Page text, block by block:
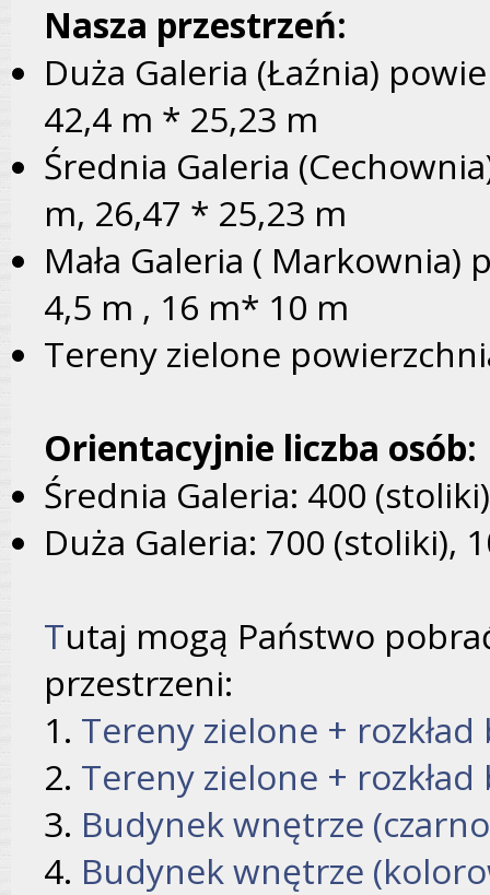
Nasza przestrzeń:
Duża Galeria (Łaźnia)
42,4 m * 25,23 m
Średnia Galeria
m, 26,47 * 25,23 m
Mała Galeria ( Markownia)
4,5 m , 16 m* 10 m
Tereny zielone
Orientacyjnie liczba osób:
Średnia Galeria: 400
Duża Galeria: 700 (stoliki),
Tutaj mogą Państwo
przestrzeni:
1. Tereny zielone +
2. Tereny zielone +
3. Budynek wnętrze
4. Budynek wnętrze